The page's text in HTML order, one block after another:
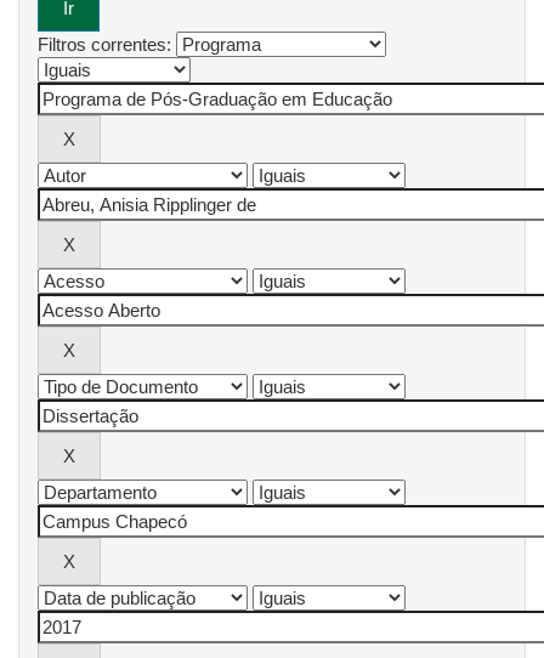
Filtros correntes: